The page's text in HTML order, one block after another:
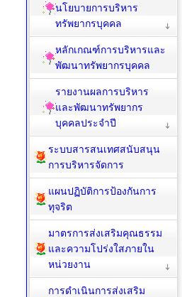
นโยบายการบริหาร
ทรัพยากรบุคคล
หลักเกณฑ์การบริหารและ
พัฒนาทรัพยากรบุคคล
รายงานผลการบริหาร
และพัฒนาทรัพยากร
บุคคลประจำปี
ระบบสารสนเทศสนับสนุน
การบริหารจัดการ
แผนปฏิบัติการป้องกันการ
ทุจริต
มาตรการส่งเสริมคุณธรรม
และความโปร่งใสภายใน
หน่วยงาน
การดำเนินการส่งเสริม